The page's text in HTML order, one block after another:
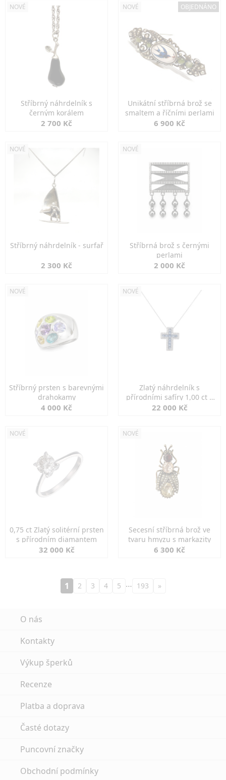
NOVÉ
Stříbrný náhrdelník s
černým korálem
2 700 Kč
NOVÉ OBJEDNÁNO
Unikátní stříbrná brož se
smaltem a říčními perlami
6 900 Kč
NOVÉ
Stříbrný náhrdelník - surfař
2 300 Kč
NOVÉ
Stříbrná brož s černými
perlami
2 000 Kč
NOVÉ
Stříbrný prsten s barevnými
drahokamy
4 000 Kč
NOVÉ
Zlatý náhrdelník s
přírodními safíry 1,00 ct a
diamanty
22 000 Kč
NOVÉ
0,75 ct Zlatý solitérní prsten
s přírodním diamantem
32 000 Kč
NOVÉ
Secesní stříbrná brož ve
tvaru hmyzu s markazity
6 300 Kč
1 2 3 4 5 … 193 »
O nás
Kontakty
Výkup šperků
Recenze
Platba a doprava
Časté dotazy
Puncovní značky
Obchodní podmínky